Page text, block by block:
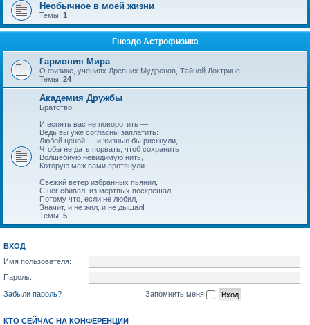
Необычное в моей жизни
Темы: 1
Гнездо Астрофизика
Гармония Мира
О физике, учениях Древних Мудрецов, Тайной Доктрине
Темы: 24
Академия Дружбы
Братство
И вспять вас не поворотить —
Ведь вы уже согласны заплатить:
Любой ценой — и жизнью бы рискнули, —
Чтобы не дать порвать, чтоб сохранить
Волшебную невидимую нить,
Которую меж вами протянули...
Свежий ветер избранных пьянил,
С ног сбивал, из мёртвых воскрешал,
Потому что, если не любил,
Значит, и не жил, и не дышал!
Темы: 5
ВХОД
Имя пользователя:
Пароль:
Забыли пароль?
Запомнить меня
КТО СЕЙЧАС НА КОНФЕРЕНЦИИ